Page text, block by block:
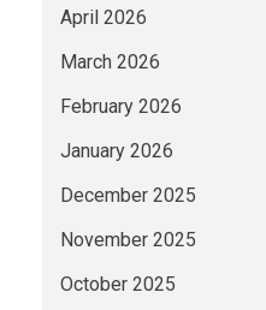
April 2026
March 2026
February 2026
January 2026
December 2025
November 2025
October 2025